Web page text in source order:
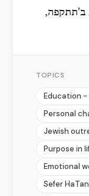
ב'תתקפה,
TOPICS
Education -
Personal
Jewish
Purpose in
Emotional
Sefer